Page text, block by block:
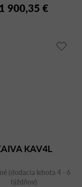
1 900,35 €
KAV4L
(dodacia lehota 4 - 6
týždňov)